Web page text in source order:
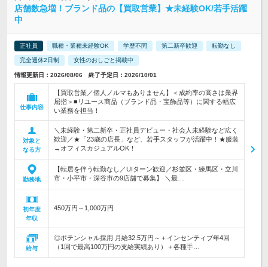
店舗数急増！ブランド品の【買取営業】★未経験OK/若手活躍
中
正社員 職種・業種未経験OK 学歴不問 第二新卒歓迎 転勤なし
完全週休2日制 女性のおしごと掲載中
情報更新日：2026/08/06 終了予定日：2026/10/01
仕事内容
【買取営業／個人ノルマもありません】＜成約率の高さは業界
屈指＞■リユース商品（ブランド品・宝飾品等）に関する幅広
い業務を担当！
対象と
なる方
＼未経験・第二新卒・正社員デビュー・社会人未経験など広く
歓迎／★「23歳の店長」など、若手スタッフが活躍中！★服装
→オフィスカジュアルOK！
勤務地
【転居を伴う転勤なし／UIターン歓迎／杉並区・練馬区・立川
市・小平市・深谷市の9店舗で募集】 ＼最…
初年度
年収
450万円～1,000万円
給与
◎ポテンシャル採用 月給32.5万円～＋インセンティブ年4回
（1回で最高100万円の支給実績あり）＋各種手…